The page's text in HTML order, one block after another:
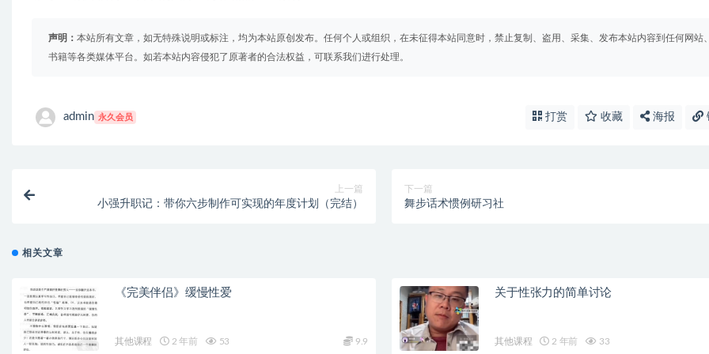
声明： 本站所有文章，如无特殊说明或标注，均为本站原创发布。任何个人或组织，在未征得本站同意时，禁止复制、盗用、采集、发布本站内容到任何网站、
书籍等各类媒体平台。如若本站内容侵犯了原著者的合法权益，可联系我们进行处理。
admin 永久会员 打赏 收藏 海报
上一篇
小强升职记：带你六步制作可实现的年度计划（完结）
下一篇
舞步话术惯例研习社
相关文章
《完美伴侣》缓慢性爱
其他课程 2 年前 53 9.9
关于性张力的简单讨论
其他课程 2 年前 33